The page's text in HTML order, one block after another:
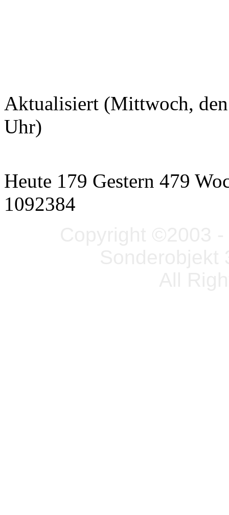
Aktualisiert (Mittwoch,
Uhr)
Heute 179 Gestern 479
1092384